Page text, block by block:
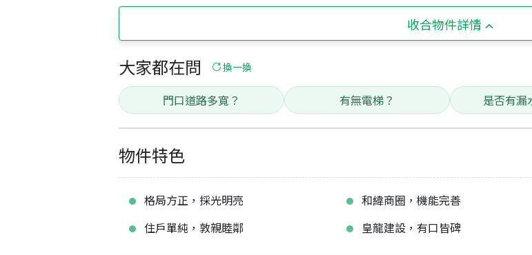
收合物件詳情
大家都在問 換一換
門口道路多寬？ 有無電梯？ 是否有漏
物件特色
格局方正，採光明亮 和緯商圈，機能完善
住戶單純，敦親睦鄰
皇龍建設，有口皆碑